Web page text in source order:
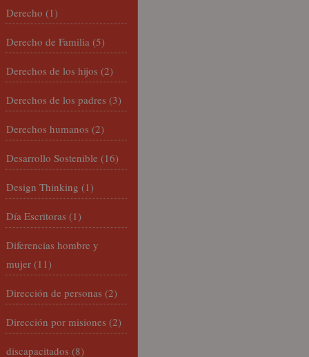
Derecho (1)
Derecho de Familia (5)
Derechos de los hijos (2)
Derechos de los padres (3)
Derechos humanos (2)
Desarrollo Sostenible (16)
Design Thinking (1)
Día Escritoras (1)
Diferencias hombre y
mujer (11)
Dirección de personas (2)
Dirección por misiones (2)
discapacitados (8)